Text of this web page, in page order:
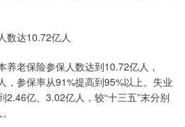
达10.72亿人
老保险参保人数达到10.72亿人，
，参保率从91%提高到95%以上。失业
2.46亿、3.02亿人，较“十三五”末分别